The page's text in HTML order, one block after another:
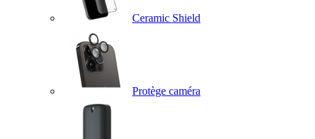
Ceramic Shield
Protège caméra